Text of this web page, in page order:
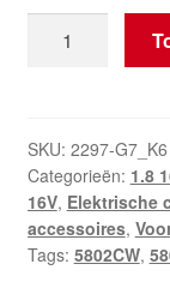
Citroën
2.0
16V
M000T82081
9656317680
5802V7
SKU: 2297-
Categorieën: 1.8
16V, Elektrische
accessoires,
Tags: 5802CW,